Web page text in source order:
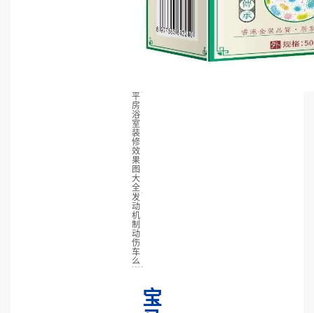
平
房
浴
室
装
修
效
果
图
大
全
发
动
机
制
动
伤
车
么
宝